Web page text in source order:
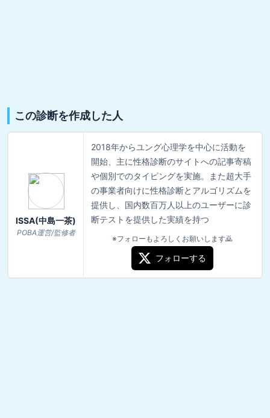
この診断を作成した人
ISSA(中島一茶)
POBA運営/監修者
2018年からユング心理学を中心に活動を
開始、主に性格診断のサイトへの記事寄稿
や個別でのタイピングを実施。また超大手
の事業者向けに性格診断とアルゴリズムを
提供し、国内数百万人以上のユーザーに診
断テストを提供した実績を持つ
※フォローもよろしくお願いします🙇
フォローする